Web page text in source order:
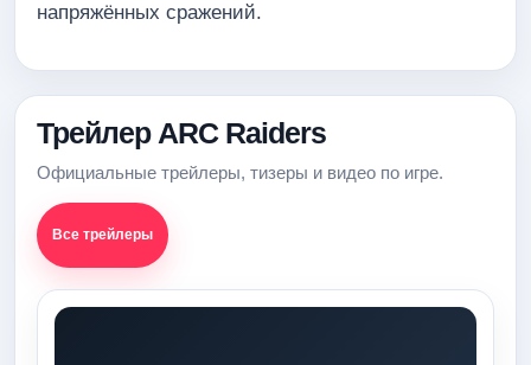
напряжённых сражений.
Трейлер ARC Raiders
Официальные трейлеры, тизеры и видео по игре.
Все трейлеры